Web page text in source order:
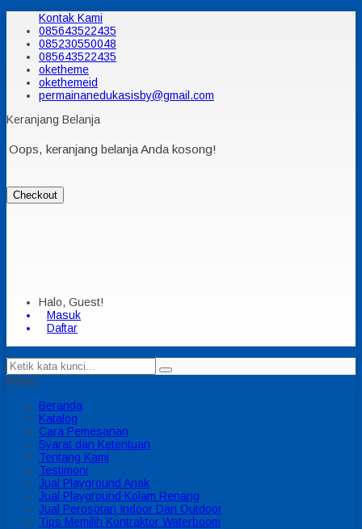
Kontak Kami
085643522435
085230550048
085643522435
oketheme
okethemeid
permainanedukasisby@gmail.com
Keranjang Belanja
Oops, keranjang belanja Anda kosong!
Checkout
Halo, Guest!
Masuk
Daftar
MENU
Beranda
Katalog
Cara Pemesanan
Syarat dan Ketentuan
Tentang Kami
Testimoni
Jual Playground Anak
Jual Playground Kolam Renang
Jual Perosotan Indoor Dan Outdoor
Tips Memilih Kontraktor Waterboom